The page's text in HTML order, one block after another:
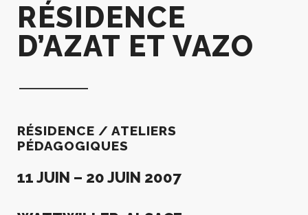
RÉSIDENCE
D’AZAT ET VAZO
RÉSIDENCE / ATELIERS
PÉDAGOGIQUES
11 JUIN – 20 JUIN 2007